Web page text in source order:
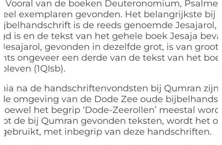
Vooral van de boeken Deuteronomium,
exemplaren gevonden. Het belangrijkste bij
is de reeds genoemde Jesajarol,
is en de tekst van het gehele boek Jesaja
gevonden in dezelfde grot, is van groot
ongeveer een derde van de tekst van het
(1QIsb).
na de handschriftenvondsten bij Qumran zijn
omgeving van de Dode Zee oude
het begrip ‘Dode-Zeerollen’ meestal
de bij Qumran gevonden teksten, wordt het
met inbegrip van deze handschriften.